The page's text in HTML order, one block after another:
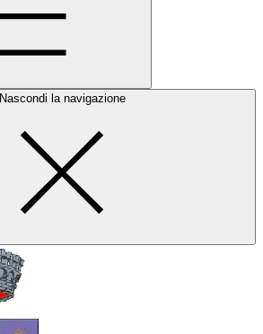
Nascondi la navigazione